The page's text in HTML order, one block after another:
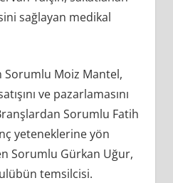
sağlayan medikal
Sorumlu Moiz Mantel,
ve pazarlamasını
Sorumlu Fatih
yeteneklerine yön
Sorumlu Gürkan Uğur,
temsilcisi.